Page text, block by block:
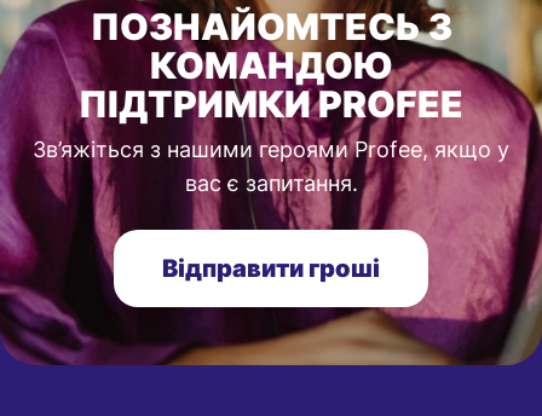
ПОЗНАЙОМТЕСЬ З
КОМАНДОЮ
ПІДТРИМКИ PROFEE
Зв’яжіться з нашими героями Profee, якщо у
вас є запитання.
Відправити гроші